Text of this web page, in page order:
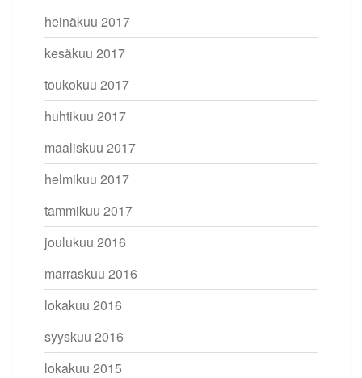
heinäkuu 2017
kesäkuu 2017
toukokuu 2017
huhtikuu 2017
maaliskuu 2017
helmikuu 2017
tammikuu 2017
joulukuu 2016
marraskuu 2016
lokakuu 2016
syyskuu 2016
lokakuu 2015